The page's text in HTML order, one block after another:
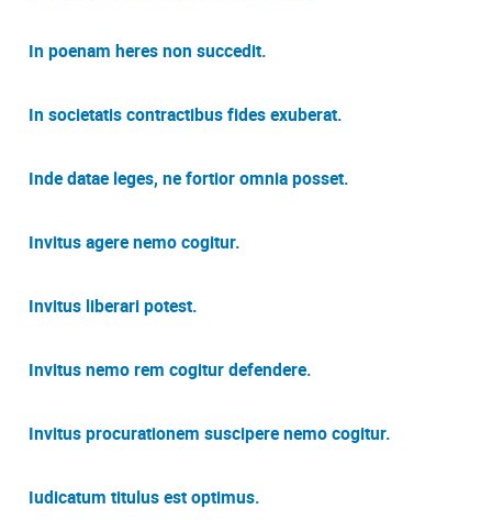
In poenam heres non succedit.
In societatis contractibus fides exuberat.
Inde datae leges, ne fortior omnia posset.
Invitus agere nemo cogitur.
Invitus liberari potest.
Invitus nemo rem cogitur defendere.
Invitus procurationem suscipere nemo cogitur.
Iudicatum titulus est optimus.